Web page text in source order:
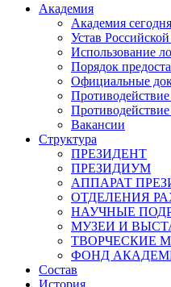
Академия
Академия сегодня
Устав
Использование
Порядок
Официальные
Вакансии
Структура
ПРЕЗИДЕНТ
ПРЕЗИДИУМ
АППАРАТ
ОТДЕЛЕНИЯ
НАУЧНЫЕ
МУЗЕИ И
ТВОРЧЕСКИЕ
ФОНД
Состав
История